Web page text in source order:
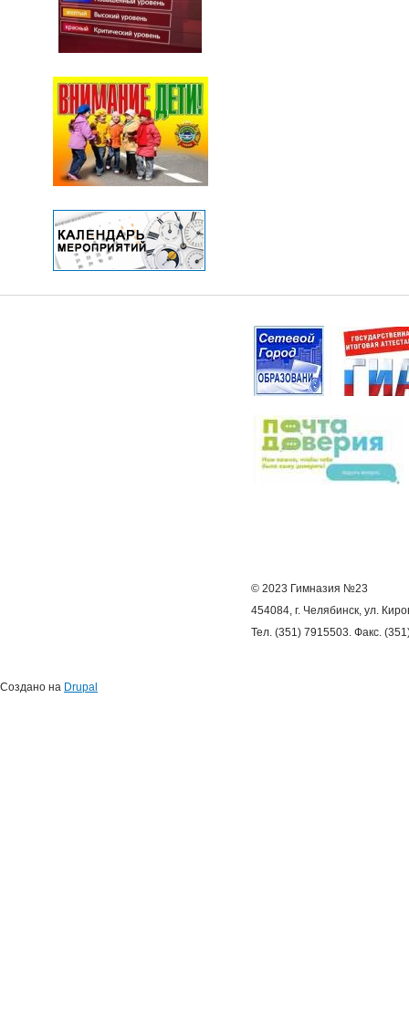
© 2023 Гимназия №23
454084, г. Челябинск, ул.
Тел. (351) 7915503. Факс.
Создано на Drupal